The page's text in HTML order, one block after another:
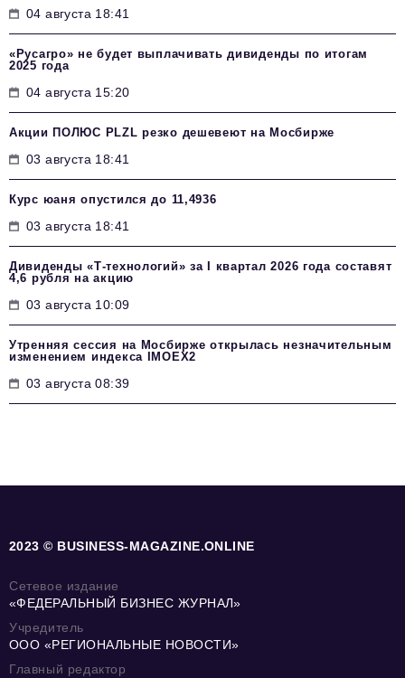
04 августа 18:41
«Русагро» не будет выплачивать дивиденды по итогам
2025 года
04 августа 15:20
Акции ПОЛЮС PLZL резко дешевеют на Мосбирже
03 августа 18:41
Курс юаня опустился до 11,4936
03 августа 18:41
Дивиденды «Т-технологий» за I квартал 2026 года составят
4,6 рубля на акцию
03 августа 10:09
Утренняя сессия на Мосбирже открылась незначительным
изменением индекса IMOEX2
03 августа 08:39
2023 © BUSINESS-MAGAZINE.ONLINE
Сетевое издание
«ФЕДЕРАЛЬНЫЙ БИЗНЕС ЖУРНАЛ»
Учредитель
ООО «РЕГИОНАЛЬНЫЕ НОВОСТИ»
Главный редактор